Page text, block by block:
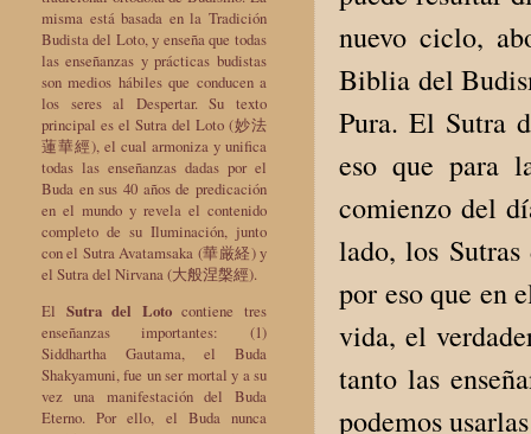
nuevo ciclo,
Biblia del
Pura. El Sutra
eso que para
comienzo del
lado, los
por eso que en
vida, el
tanto las
podemos
misma está basada en la Tradición
Budista del Loto, y enseña que todas
las enseñanzas y prácticas budistas
son medios hábiles que conducen a
los seres al Despertar. Su texto
principal es el Sutra del Loto (妙法
蓮華經), el cual armoniza y unifica
todas las enseñanzas dadas por el
Buda en sus 40 años de predicación
en el mundo y revela el contenido
completo de su Iluminación, junto
con el Sutra Avatamsaka (華厳経) y
el Sutra del Nirvana (大般涅槃經).
El Sutra del Lotocontiene tres
enseñanzas importantes: (1)
Siddhartha Gautama, el Buda
Shakyamuni, fue un ser mortal y a su
vez una manifestación del Buda
Eterno. Por ello, el Buda nunca